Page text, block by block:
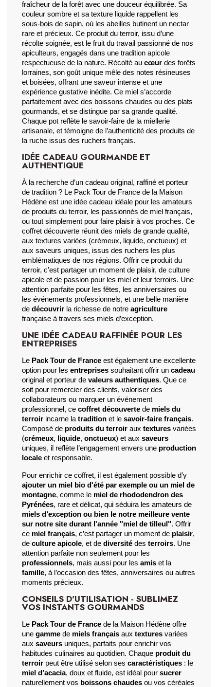
fraîcheur de la forêt avec une douceur équilibrée. Sa
couleur sombre et sa texture liquide rappellent les
sous-bois de sapin, où les abeilles butinent un nectar
rare et précieux. Ce produit du terroir, issu d’une
récolte soignée, est le fruit du travail passionné de nos
apiculteurs, engagés dans une tradition apicole
respectueuse de la nature. Récolté au cœur des forêts
lorraines, son goût unique mêle des notes résineuses
et boisées, offrant une saveur intense et une
expérience gustative inédite. Ce miel s’accorde
parfaitement avec des boissons chaudes ou des plats
gourmands, et se distingue par sa grande qualité.
Chaque pot reflète le savoir-faire de la miellerie
artisanale, et témoigne de l’authenticité des produits de
la ruche issus des ruchers français.
IDÉE CADEAU GOURMANDE ET
AUTHENTIQUE
À la recherche d’un cadeau original, raffiné et porteur
de tradition ? Le Pack Tour de France de la Maison
Hédène est une idée cadeau idéale pour les amateurs
de produits du terroir, les passionnés de miel français,
ou tout simplement pour faire plaisir à vos proches. Ce
coffret découverte réunit des miels de grande qualité,
aux textures variées (crémeux, liquide, onctueux) et
aux saveurs uniques, issus des ruchers les plus
emblématiques de nos régions. Offrir ce produit du
terroir, c’est partager un moment de plaisir, de culture
apicole et de passion pour les miel et leur terroirs. Une
attention parfaite pour les fêtes, les anniversaires ou
les événements professionnels, et une belle manière
de découvrir la richesse de notre agriculture
française à travers ses miels d’exception.
UNE IDÉE CADEAU RAFFINÉE POUR LES
ENTREPRISES
Le Pack Tour de France est également une excellente
option pour les entreprises souhaitant offrir un cadeau
original et porteur de valeurs authentiques. Que ce
soit pour remercier des clients, valoriser des
collaborateurs ou marquer un événement
professionnel, ce coffret découverte de miels du
terroir incarne la tradition et le savoir-faire français.
Composé de produits du terroir aux textures variées
(crémeux, liquide, onctueux) et aux saveurs
uniques, il reflète l’engagement envers une production
locale et responsable.
ajouter un miel bio d'été par exemple ou un miel de
montagne, comme le miel de rhododendron des
Pyrénées
miels d’exception ou bien le notre meilleure vente
sur notre site durant l'année "miel de tilleul". Offrir
ce miel français, c’est partager un moment de plaisir,
de culture apicole, et de diversité des terroirs. Une
professionnels, mais aussi pour les amis
famille, à l’occasion des fêtes, anniversaires ou autres
moments précieux.
CONSEILS D'UTILISATION - SUBLIMEZ
VOS INSTANTS GOURMANDS
Le Pack Tour de France de la Maison Hédène offre
une gamme de miels français aux textures variées
aux saveurs uniques, parfaits pour enrichir vos
habitudes culinaires au quotidien. Chaque produit du
terroir peut être utilisé selon ses caractéristiques
miel d’acacia, doux et fluide, est idéal pour sucrer
naturellement vos boissons chaudes ou vos céréales